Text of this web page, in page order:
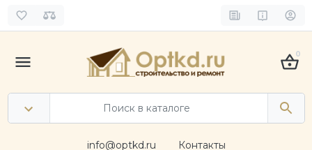
0
info@optkd.ru Контакты